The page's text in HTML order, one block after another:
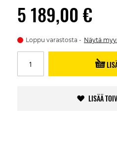
5 189,00 €
Loppu varastosta Näytä
LISÄÄ